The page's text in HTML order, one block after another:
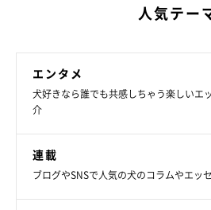
人気テー
エンタメ
犬好きなら誰でも共感しちゃう楽しいエ
介
連載
ブログやSNSで人気の犬のコラムやエッ